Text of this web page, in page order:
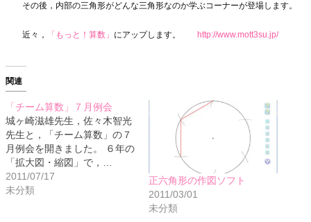
その後，内部の三角形がどんな三角形なのか学ぶコーナーが登場します。
近々， 「もっと！算数」 にアップします。 http://www.mott3su.jp/
関連
「チーム算数」７月例会
城ヶ崎滋雄先生，佐々木智光
先生と，「チーム算数」の７
月例会を開きました。 ６年の
「拡大図・縮図」で，…
2011/07/17
未分類
正六角形の作図ソフト
2011/03/01
未分類